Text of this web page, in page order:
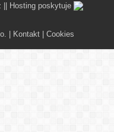
|| Hosting poskytuje
| Kontakt | Cookies